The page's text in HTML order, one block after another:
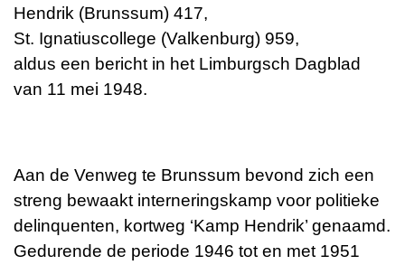
Hendrik (Brunssum) 417,
St. Ignatiuscollege (Valkenburg) 959,
aldus een bericht in het Limburgsch Dagblad
van 11 mei 1948.
Aan de Venweg te Brunssum bevond zich een
streng bewaakt interneringskamp voor politieke
delinquenten, kortweg ‘Kamp Hendrik’ genaamd.
Gedurende de periode 1946 tot en met 1951